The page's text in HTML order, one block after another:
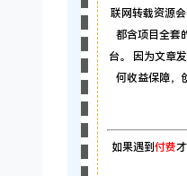
联网转载资源
都含项目全套
台。 因为文章
何收益保障，
如果遇到付费